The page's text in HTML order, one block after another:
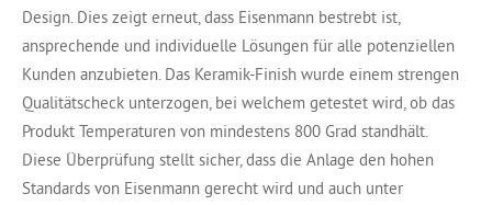
Design. Dies zeigt erneut, dass Eisenmann bestrebt ist,
ansprechende und individuelle Lösungen für alle potenziellen
Kunden anzubieten. Das Keramik-Finish wurde einem strengen
Qualitätscheck unterzogen, bei welchem getestet wird, ob das
Produkt Temperaturen von mindestens 800 Grad standhält.
Diese Überprüfung stellt sicher, dass die Anlage den hohen
Standards von Eisenmann gerecht wird und auch unter